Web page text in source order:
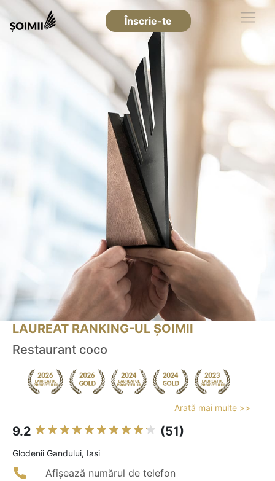
Înscrie-te
LAUREAT RANKING-UL ȘOIMII
Restaurant coco
Arată mai multe >>
9.2 (51)
Glodenii Gandului, Iasi
Afișează numărul de telefon